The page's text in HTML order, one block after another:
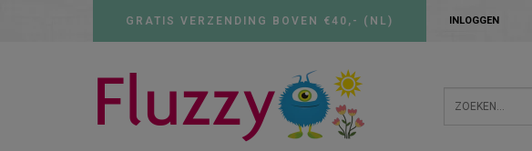
GRATIS VERZENDING BOVEN €40,- (NL) INLOGGEN